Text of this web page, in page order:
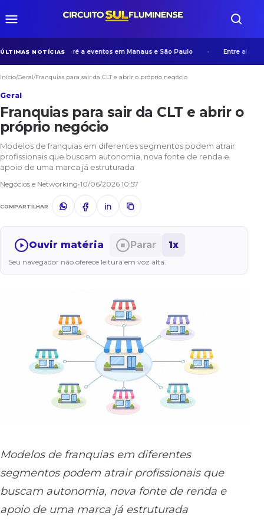
ÚLTIMAS NOTÍCIAS
de Manicoré a eventos em Manaus e São Paulo Entre
Início/Geral/Franquias para sair da CLT e abrir o próprio negócio
Geral
Franquias para sair da CLT e abrir o
próprio negócio
Modelos de franquias em diferentes segmentos podem atrair
profissionais que buscam autonomia, nova fonte de renda e
apoio de uma marca já estruturada
Negócios e Networking•10/06/2026 10:57
COMPARTILHAR
Ouvir matéria Parar 1x
Seu navegador não oferece leitura em voz alta.
Modelos de franquias em diferentes
segmentos podem atrair profissionais que
buscam autonomia, nova fonte de renda e
apoio de uma marca já estruturada